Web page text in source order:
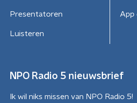
Presentatoren
Luisteren
App
NPO Radio 5 nieuwsbrief
Ik wil niks missen van NPO Radio 5!